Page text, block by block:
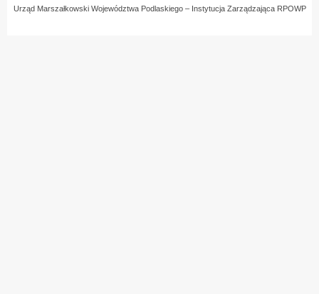
Urząd Marszałkowski Województwa Podlaskiego – Instytucja Zarządzająca RPOWP